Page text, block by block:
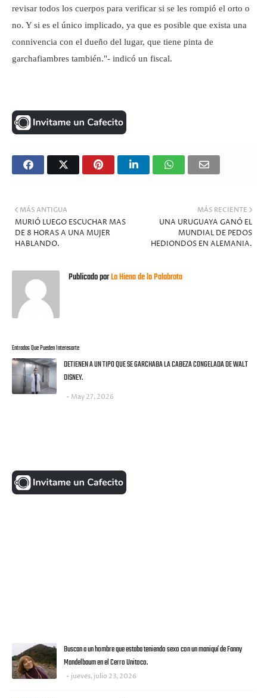
revisar todos los cuerpos para verificar si se les rompió el orto o
no. Y si es el único implicado, ya que es posible que exista una
connivencia con el dueño del lugar, que tiene pinta de
garchafiambres también."- indicó un fiscal.
MÁS RECIENTE
UNA URUGUAYA GANÓ EL
MUNDIAL DE PEDOS
HEDIONDOS EN ALEMANIA.
MÁS ANTIGUA
MURIÓ LUEGO ESCUCHAR MAS
DE 8 HORAS A UNA MUJER
HABLANDO.
Publicado porLa Hiena de la Palabrota
Entradas Que Pueden Interesarte
DETIENEN A UN TIPO QUE SE GARCHABA LA CABEZA CONGELADA DE WALT
DISNEY.
May 27, 2026
Buscan a un hombre que estaba teniendo sexo con un maniquí de Fanny
Mandelbaum en el Cerro Unitoco.
jueves, julio 23, 2026